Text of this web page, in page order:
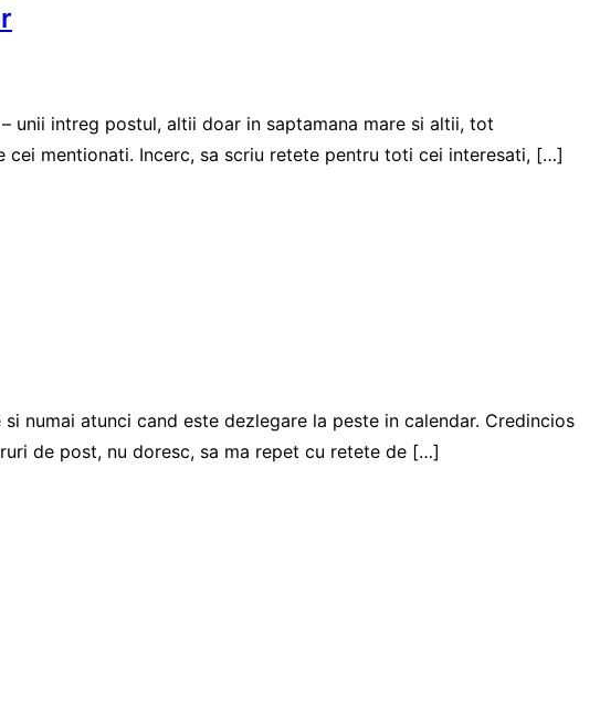
unii intreg postul, altii doar in saptamana mare si altii, tot
mentionati. Incerc, sa scriu retete pentru toti cei interesati, […]
numai atunci cand este dezlegare la peste in calendar. Credincios
de post, nu doresc, sa ma repet cu retete de […]